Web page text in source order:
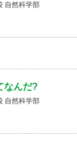
自然科学部
なんだ?
自然科学部